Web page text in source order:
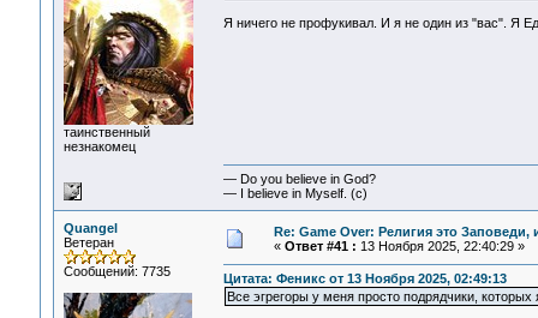
таинственный
незнакомец
Я ничего не профукивал. И я не один из "вас". Я
— Do you believe in God?
— I believe in Myself. (c)
Quangel
Ветеран
Сообщений: 7735
Re: Game Over: Религия это Заповеди,
« Ответ #41 : 13 Ноября 2025, 22:40:29 »
Цитата: Феникс от 13 Ноября 2025, 02:49:13
Все эгрегоры у меня просто подрядчики,